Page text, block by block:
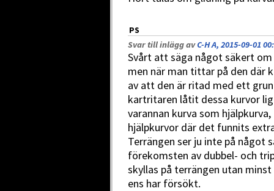
PS
Svar till inlägg avC-H A, 2015-09-01
Svårt att säga något säkert
men när man tittar på den där
av att den är ritad med ett
kartritaren låtit dessa kurvor
varannan kurva som
hjälpkurvor där det funnits
Terrängen ser ju inte på något
förekomsten av dubbel- och
skyllas på terrängen utan
ens har försökt.